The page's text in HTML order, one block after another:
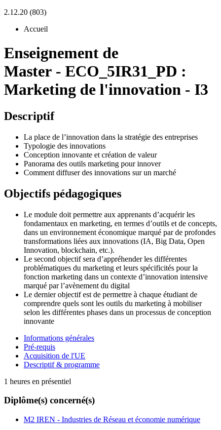
2.12.20 (803)
Accueil
Enseignement de
Master - ECO_5IR31_PD :
Marketing de l'innovation - I3
Descriptif
La place de l’innovation dans la stratégie des entreprises
Typologie des innovations
Conception innovante et création de valeur
Panorama des outils marketing pour innover
Comment diffuser des innovations sur un marché
Objectifs pédagogiques
Le module doit permettre aux apprenants d’acquérir les
fondamentaux en marketing, en termes d’outils et de concepts,
dans un environnement économique marqué par de profondes
transformations liées aux innovations (IA, Big Data, Open
Innovation, blockchain, etc.).
Le second objectif sera d’appréhender les différentes
problématiques du marketing et leurs spécificités pour la
fonction marketing dans un contexte d’innovation intensive
marqué par l’avènement du digital
Le dernier objectif est de permettre à chaque étudiant de
comprendre quels sont les outils du marketing à mobiliser
selon les différentes phases dans un processus de conception
innovante
Informations générales
Pré-requis
Acquisition de l'UE
Descriptif & programme
1 heures en présentiel
Diplôme(s) concerné(s)
M2 IREN - Industries de Réseau et économie numérique